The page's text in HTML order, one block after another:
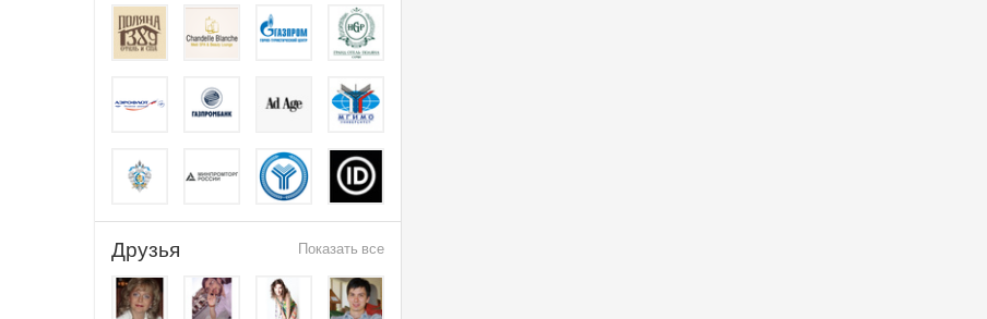
Показать все
Друзья